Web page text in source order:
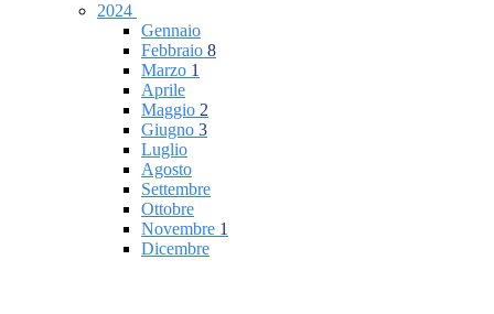
2024
Gennaio
Febbraio 8
Marzo 1
Aprile
Maggio 2
Giugno 3
Luglio
Agosto
Settembre
Ottobre
Novembre 1
Dicembre